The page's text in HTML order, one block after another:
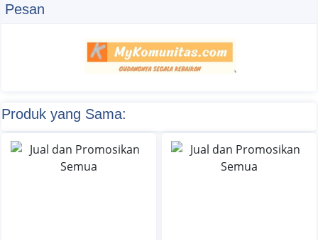
Pesan
Produk yang Sama: